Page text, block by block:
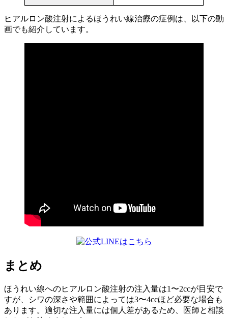
ヒアルロン酸注射によるほうれい線治療の症例は、以下の動
画でも紹介しています。
まとめ
ほうれい線へのヒアルロン酸注射の注入量は1〜2ccが目安で
すが、シワの深さや範囲によっては3〜4ccほど必要な場合も
あります。適切な注入量には個人差があるため、医師と相談